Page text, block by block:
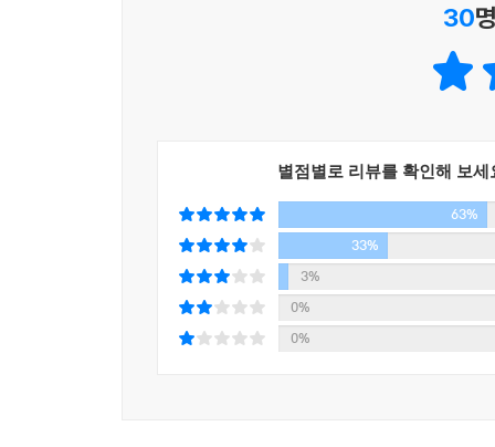
아버지의 일을 대신하는 것입니다. 뚱선비를
역할을 하는 사람으로, 당대 명문가의 자제들로
독립된 가정과 재산을 소유할 수 있는 외거노비
처음 배우기도 합니다. 순진하여 실수도 하지만
국경을 넘어 청나라로_
눈에 보이는 모든 것을 머릿속에 담아라
한양에서 출발해 하루에 팔십 리, 백 리씩 걸었던
30
별점별로 리뷰를 확인해 보세
63%
33%
3%
0%
0%